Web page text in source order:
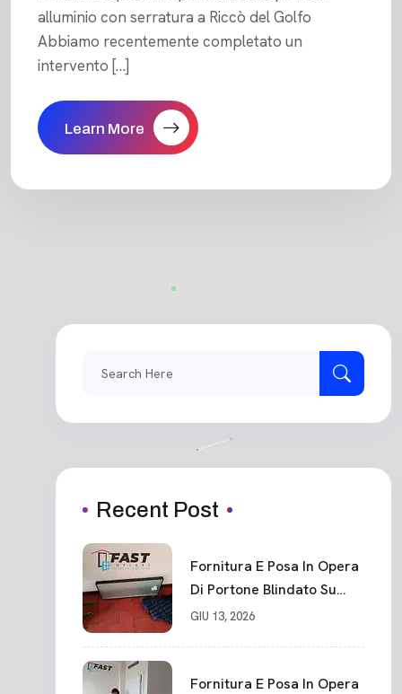
alluminio con serratura a Riccò del Golfo
Abbiamo recentemente completato un
intervento […]
Learn More
Recent Post
Fornitura E Posa In Opera
Di Portone Blindato Su
Misura In PVC, Panello
Punti La Spezia
GIU 13, 2026
Fornitura E Posa In Opera